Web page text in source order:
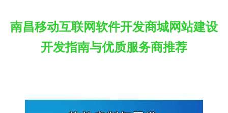
南昌移动互联网软件开发商城网站建设
开发指南与优质服务商推荐